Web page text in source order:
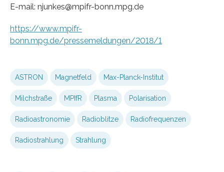
E-mail: njunkes@mpifr-bonn.mpg.de
https://www.mpifr-
bonn.mpg.de/pressemeldungen/2018/1
ASTRON Magnetfeld Max-Planck-Institut
Milchstraße MPIfR Plasma Polarisation
Radioastronomie Radioblitze Radiofrequenzen
Radiostrahlung Strahlung